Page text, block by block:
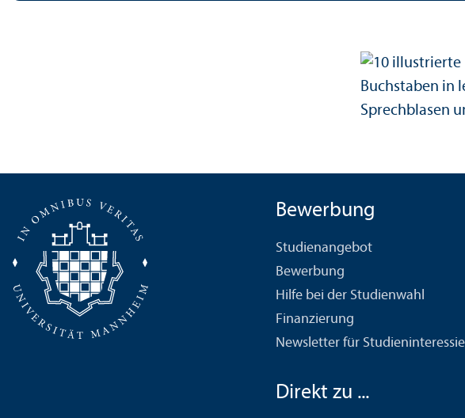
Bewerbung
Studien­angebot
Bewerbung
Hilfe bei der Studien­wahl
Finanzierung
Newsletter für
Direkt zu ...